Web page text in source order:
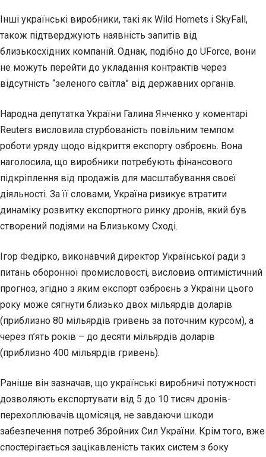
Інші українські виробники, такі як Wild Hornets і SkyFall,
також підтверджують наявність запитів від
близькосхідних компаній. Однак, подібно до UForce, вони
не можуть перейти до укладання контрактів через
відсутність “зеленого світла” від державних органів.
Народна депутатка України Галина Янченко у коментарі
Reuters висловила стурбованість повільним темпом
роботи уряду щодо відкриття експорту озброєнь. Вона
наголосила, що виробники потребують фінансового
підкріплення від продажів для масштабування своєї
діяльності. За її словами, Україна ризикує втратити
динаміку розвитку експортного ринку дронів, який був
створений подіями на Близькому Сході.
Ігор Федірко, виконавчий директор Української ради з
питань оборонної промисловості, висловив оптимістичний
прогноз, згідно з яким експорт озброєнь з України цього
року може сягнути близько двох мільярдів доларів
(приблизно 80 мільярдів гривень за поточним курсом), а
через п’ять років – до десяти мільярдів доларів
(приблизно 400 мільярдів гривень).
Раніше він зазначав, що українські виробничі потужності
дозволяють експортувати від 5 до 10 тисяч дронів-
перехоплювачів щомісяця, не завдаючи шкоди
забезпечення потреб Збройних Сил України. Крім того, вже
спостерігається зацікавленість таких систем з боку